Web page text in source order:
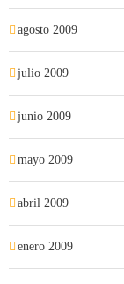
agosto 2009
julio 2009
junio 2009
mayo 2009
abril 2009
enero 2009